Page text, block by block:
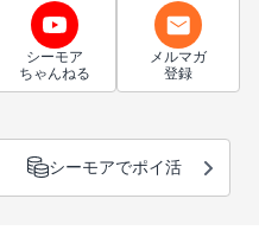
シーモア
ちゃんねる
メルマガ
登録
シーモアでポイ活